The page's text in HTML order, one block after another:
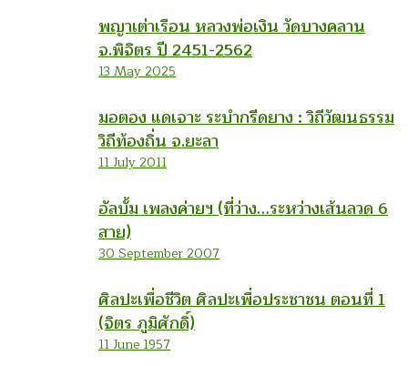
พญาเต่าเรือน หลวงพ่อเงิน วัดบางคลาน
จ.พิจิตร ปี 2451-2562
13 May 2025
มอตอง แดเจาะ ระบำกรีดยาง : วิถีวัฒนธรรม
วิถีท้องถิ่น จ.ยะลา
11 July 2011
อัลบั้ม เพลงค่ายฯ (ที่ว่าง…ระหว่างเส้นลวด 6
สาย)
30 September 2007
ศิลปะเพื่อชีวิต ศิลปะเพื่อประชาชน ตอนที่ 1
(จิตร ภูมิศักดิ์)
11 June 1957